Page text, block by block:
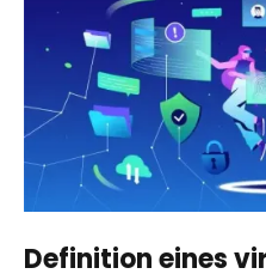
Definition eines